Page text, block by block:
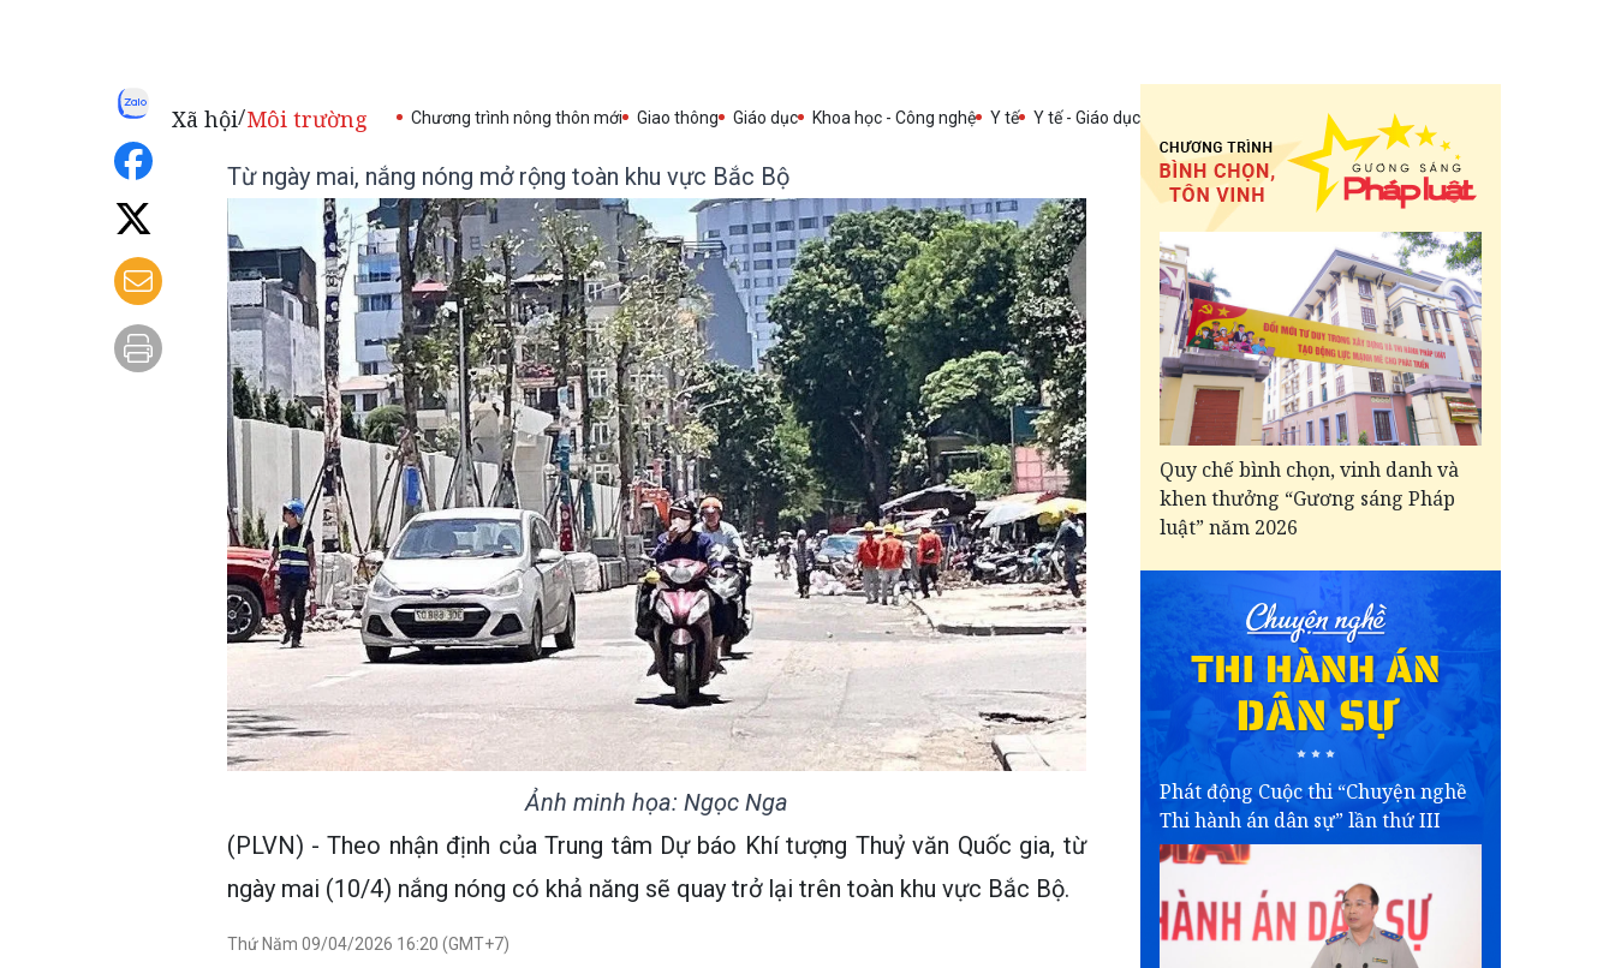
Xã hội/Môi trường Chương trình nông thôn mới Giao thông Giáo dục Khoa học - Công nghệ Y tế Y tế - Giáo dục
Từ ngày mai, nắng nóng mở rộng toàn khu vực Bắc Bộ
Ảnh minh họa: Ngọc Nga
(PLVN) - Theo nhận định của Trung tâm Dự báo Khí tượng Thuỷ văn Quốc gia, từ
ngày mai (10/4) nắng nóng có khả năng sẽ quay trở lại trên toàn khu vực Bắc Bộ.
Thứ Năm 09/04/2026 16:20 (GMT+7)
Quy chế bình chọn, vinh danh và
khen thưởng “Gương sáng Pháp
luật” năm 2026
Phát động Cuộc thi “Chuyện nghề
Thi hành án dân sự” lần thứ III